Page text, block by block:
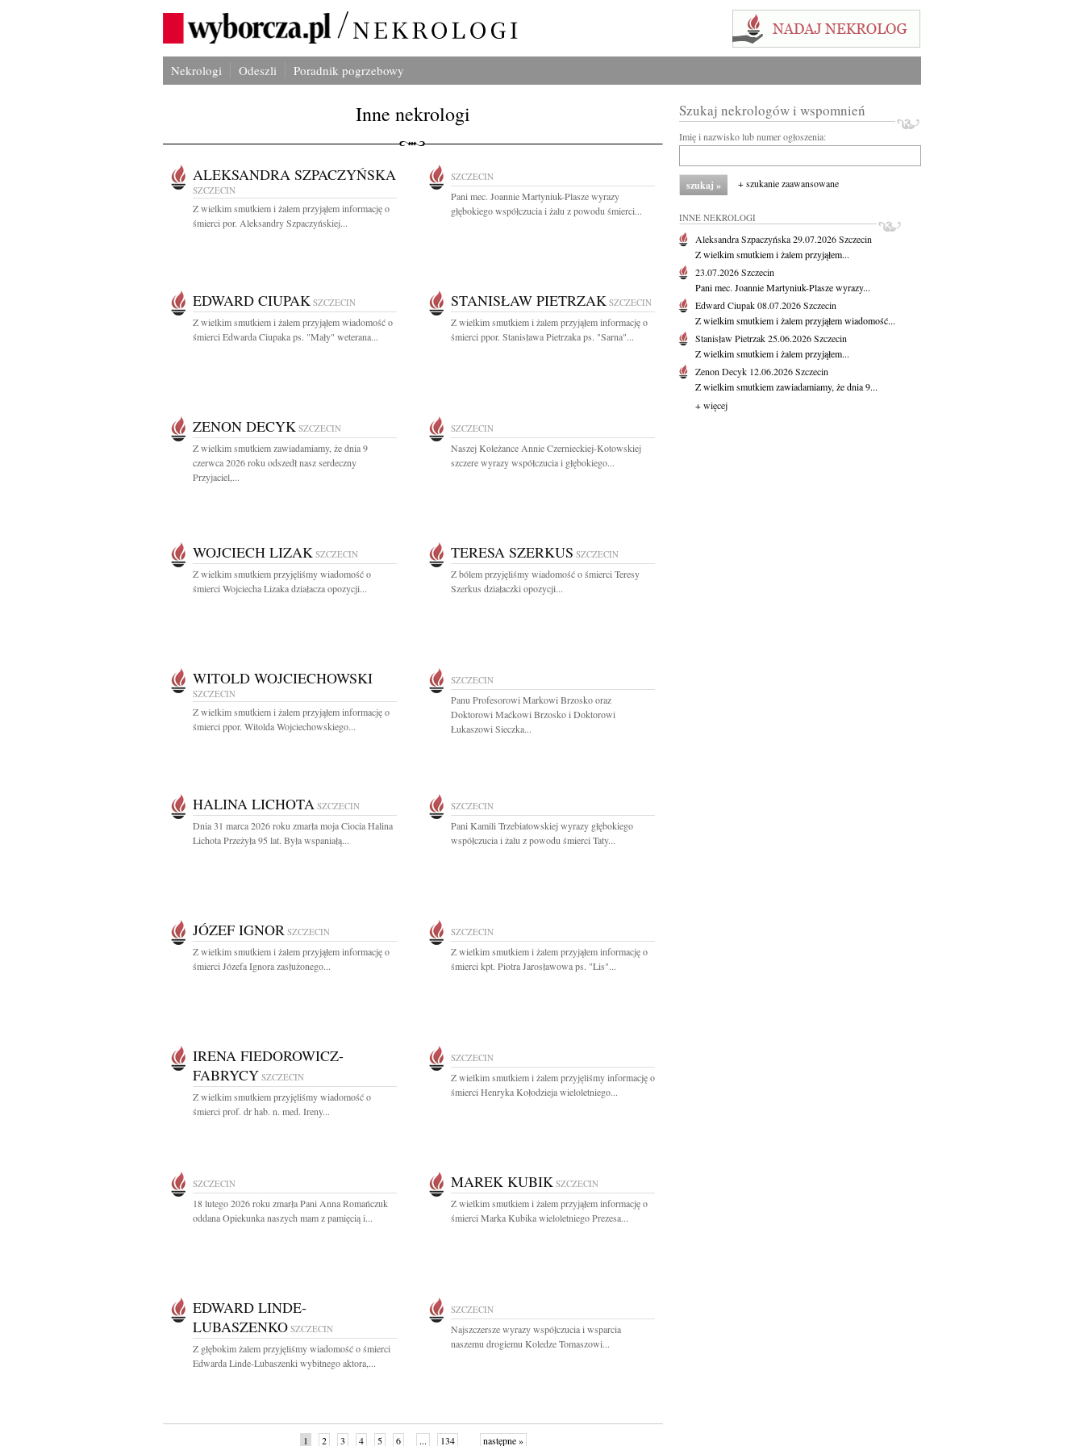
Nekrologi Odeszli Poradnik pogrzebowy
Inne nekrologi
ALEKSANDRA SZPACZYŃSKA
SZCZECIN
Z wielkim smutkiem i żalem przyjąłem informację o
śmierci por. Aleksandry Szpaczyńskiej...
SZCZECIN
Pani mec. Joannie Martyniuk-Plasze wyrazy
głębokiego współczucia i żalu z powodu śmierci...
EDWARD CIUPAK SZCZECIN
Z wielkim smutkiem i żalem przyjąłem wiadomość o
śmierci Edwarda Ciupaka ps. "Mały" weterana...
STANISŁAW PIETRZAK SZCZECIN
Z wielkim smutkiem i żalem przyjąłem informację o
śmierci ppor. Stanisława Pietrzaka ps. "Sarna"...
ZENON DECYK SZCZECIN
Z wielkim smutkiem zawiadamiamy, że dnia 9
czerwca 2026 roku odszedł nasz serdeczny
Przyjaciel,...
SZCZECIN
Naszej Koleżance Annie Czernieckiej-Kotowskiej
szczere wyrazy współczucia i głębokiego...
WOJCIECH LIZAK SZCZECIN
Z wielkim smutkiem przyjęliśmy wiadomość o
śmierci Wojciecha Lizaka działacza opozycji...
TERESA SZERKUS SZCZECIN
Z bólem przyjęliśmy wiadomość o śmierci Teresy
Szerkus działaczki opozycji...
WITOLD WOJCIECHOWSKI
SZCZECIN
Z wielkim smutkiem i żalem przyjąłem informację o
śmierci ppor. Witolda Wojciechowskiego...
SZCZECIN
Panu Profesorowi Markowi Brzosko oraz
Doktorowi Maćkowi Brzosko i Doktorowi
Łukaszowi Sieczka...
HALINA LICHOTA SZCZECIN
Dnia 31 marca 2026 roku zmarła moja Ciocia Halina
Lichota Przeżyła 95 lat. Była wspaniałą...
SZCZECIN
Pani Kamili Trzebiatowskiej wyrazy głębokiego
współczucia i żalu z powodu śmierci Taty...
JÓZEF IGNOR SZCZECIN
Z wielkim smutkiem i żalem przyjąłem informację o
śmierci Józefa Ignora zasłużonego...
SZCZECIN
Z wielkim smutkiem i żalem przyjąłem informację o
śmierci kpt. Piotra Jarosławowa ps. "Lis"...
IRENA FIEDOROWICZ-
FABRYCY SZCZECIN
Z wielkim smutkiem przyjęliśmy wiadomość o
śmierci prof. dr hab. n. med. Ireny...
SZCZECIN
Z wielkim smutkiem i żalem przyjęliśmy informację o
śmierci Henryka Kołodzieja wieloletniego...
SZCZECIN
18 lutego 2026 roku zmarła Pani Anna Romańczuk
oddana Opiekunka naszych mam z pamięcią i...
MAREK KUBIK SZCZECIN
Z wielkim smutkiem i żalem przyjąłem informację o
śmierci Marka Kubika wieloletniego Prezesa...
EDWARD LINDE-
LUBASZENKO SZCZECIN
Z głębokim żalem przyjęliśmy wiadomość o śmierci
Edwarda Linde-Lubaszenki wybitnego aktora,...
SZCZECIN
Najszczersze wyrazy współczucia i wsparcia
naszemu drogiemu Koledze Tomaszowi...
1 2 3 4 5 6 ... 134 następne »
Szukaj nekrologów i wspomnień
Imię i nazwisko lub numer ogłoszenia:
+ szukanie zaawansowane
INNE NEKROLOGI
Aleksandra Szpaczyńska29.07.2026Szczecin
Z wielkim smutkiem i żalem przyjąłem...
23.07.2026Szczecin
Pani mec. Joannie Martyniuk-Plasze wyrazy...
Edward Ciupak08.07.2026Szczecin
Z wielkim smutkiem i żalem przyjąłem wiadomość...
Stanisław Pietrzak25.06.2026Szczecin
Z wielkim smutkiem i żalem przyjąłem...
Zenon Decyk 12.06.2026Szczecin
Z wielkim smutkiem zawiadamiamy, że dnia 9...
+ więcej